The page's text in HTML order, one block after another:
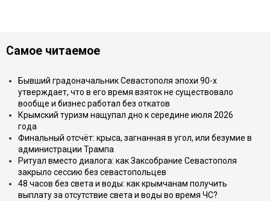
Самое читаемое
Бывший градоначальник Севастополя эпохи 90-х
утверждает, что в его время взяток не существовало
вообще и бизнес работал без откатов
Крымский туризм нащупал дно к середине июля 2026
года
Финальный отсчёт: крыса, загнанная в угол, или безумие в
администрации Трампа
Ритуал вместо диалога: как Заксобрание Севастополя
закрыло сессию без севастопольцев
48 часов без света и воды: как крымчанам получить
выплату за отсутствие света и воды во время ЧС?